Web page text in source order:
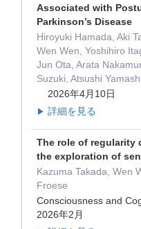
Associated with
Parkinson’s Disease
Hiroyuki Hamada, Aki
Wen Wen, Yoshihiro
Jun Ota, Arata
Suzuki, Atsushi
2026年4月10日
▶ 詳細を見る
The role of regularity
the exploration of
Kazuma Takada, Wen
Froese
Consciousness and
2026年2月